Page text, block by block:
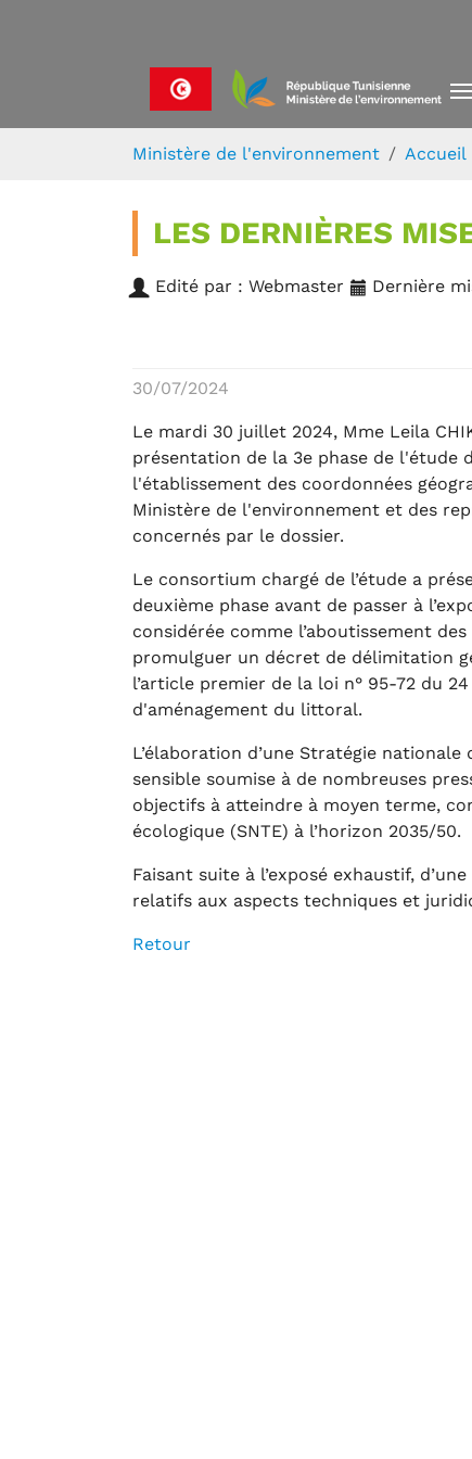
Ministère de l'environnement Accueil
LES DERNIÈRES
Edité par : Webmaster Dernière
30/07/2024
Le mardi 30 juillet 2024, Mme Leila
présentation de la 3e phase de
l'établissement des coordonnées
Ministère de l'environnement et des
concernés par le dossier.
Le consortium chargé de l’étude a
deuxième phase avant de passer à
considérée comme l’aboutissement
promulguer un décret de délimitation
l’article premier de la loi n° 95-72 du
d'aménagement du littoral.
L’élaboration d’une Stratégie
sensible soumise à de nombreuses
objectifs à atteindre à moyen terme,
écologique (SNTE) à l’horizon 2035/50.
Faisant suite à l’exposé exhaustif,
relatifs aux aspects techniques et
Retour